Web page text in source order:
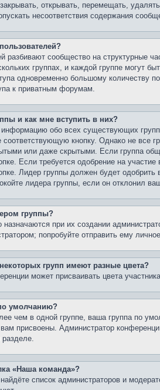
открывать, перемещать,
несоответствия содержания
разбивают сообщество на структурные
группах, и каждой группе могут
одновременно большому количеству
к приватным форумам.
и как мне вступить в них?
обо всех существующих
кнопку. Однако не все
или даже скрытыми. Если группа
Если требуется одобрение на
Лидер группы должен будет
лидера группы, если он отклонил
группы?
при их создании
попробуйте отправить ему
групп имеют разные цвета?
может присваивать цвета
умолчанию?
чем в одной группе, ваша группа по
присвоены. Администратор
«Наша команда»?
список администраторов и